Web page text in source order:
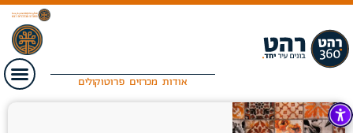
אודות מכרזים פרוטוקולים